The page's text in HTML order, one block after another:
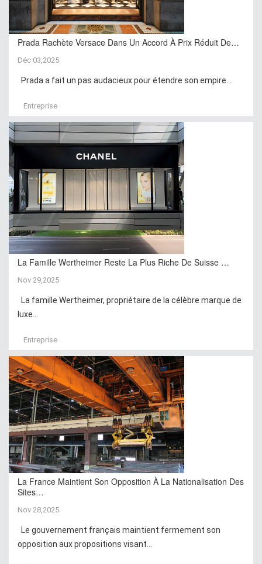
Prada Rachète Versace Dans Un Accord À Prix Réduit De…
Déc 03,2025
Prada a fait un pas audacieux pour étendre son empire...
Entreprise
La Famille Wertheimer Reste La Plus Riche De Suisse …
Nov 29,2025
La famille Wertheimer, propriétaire de la célèbre marque de
luxe...
Entreprise
La France Maintient Son Opposition À La Nationalisation Des
Sites…
Nov 28,2025
Le gouvernement français maintient fermement son
opposition aux propositions visant...